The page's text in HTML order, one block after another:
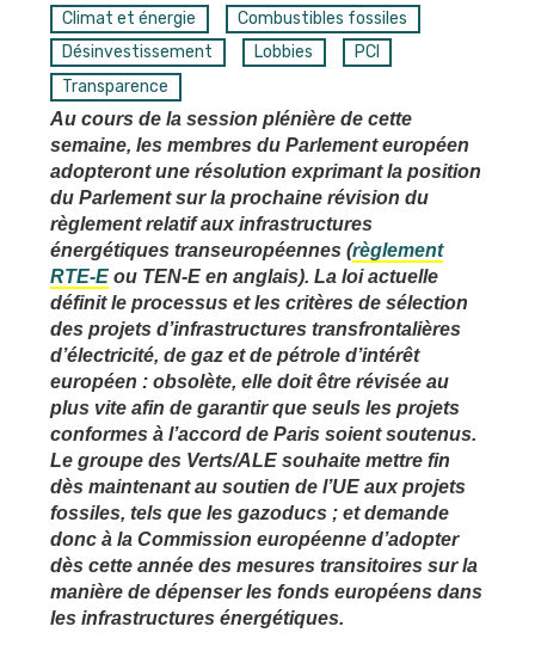
Climat et énergie
Combustibles fossiles
Désinvestissement
Lobbies
PCI
Transparence
Au cours de la session plénière de cette
semaine, les membres du Parlement européen
adopteront une résolution exprimant la position
du Parlement sur la prochaine révision du
règlement relatif aux infrastructures
énergétiques transeuropéennes (règlement
RTE-E ou TEN-E en anglais). La loi actuelle
définit le processus et les critères de sélection
des projets d’infrastructures transfrontalières
d’électricité, de gaz et de pétrole d’intérêt
européen : obsolète, elle doit être révisée au
plus vite afin de garantir que seuls les projets
conformes à l’accord de Paris soient soutenus.
Le groupe des Verts/ALE souhaite mettre fin
dès maintenant au soutien de l’UE aux projets
fossiles, tels que les gazoducs ; et demande
donc à la Commission européenne d’adopter
dès cette année des mesures transitoires sur la
manière de dépenser les fonds européens dans
les infrastructures énergétiques.